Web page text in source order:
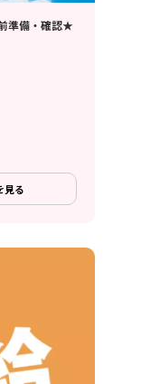
準備・確認★
見る